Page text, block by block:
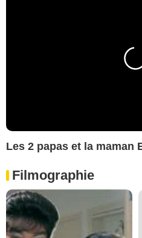
Les 2 papas et la maman
Filmographie